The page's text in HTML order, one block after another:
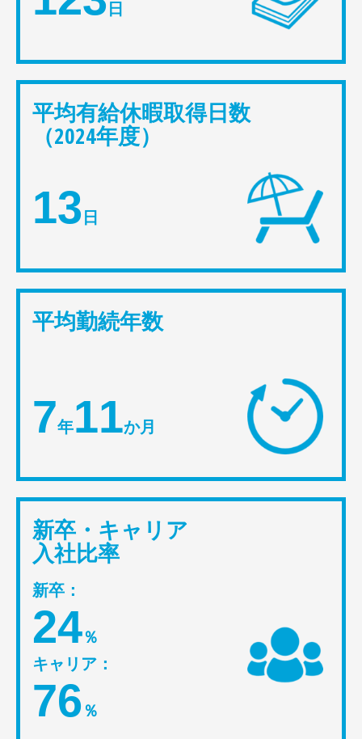
日
平均有給休暇取得日数
（2024年度）
13 日
平均勤続年数
7年11か月
新卒・キャリア
入社比率
新卒：
24％
キャリア：
76 ％